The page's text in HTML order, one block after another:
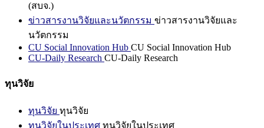
(สบจ.)
ข่าวสารงานวิจัยและนวัตกรรม ข่าวสารงานวิจัยและ
นวัตกรรม
CU Social Innovation Hub CU Social Innovation Hub
CU-Daily Research CU-Daily Research
ทุนวิจัย
ทุนวิจัย ทุนวิจัย
ทุนวิจัยในประเทศ ทุนวิจัยในประเทศ